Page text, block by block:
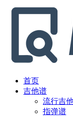
首页
吉他谱
流行吉
指弹谱